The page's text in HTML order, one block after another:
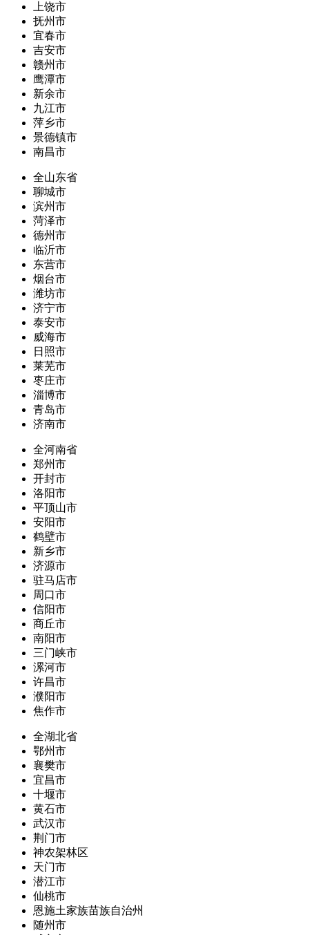
上饶市
抚州市
宜春市
吉安市
赣州市
鹰潭市
新余市
九江市
萍乡市
景德镇市
南昌市
全山东省
聊城市
滨州市
菏泽市
德州市
临沂市
东营市
烟台市
潍坊市
济宁市
泰安市
威海市
日照市
莱芜市
枣庄市
淄博市
青岛市
济南市
全河南省
郑州市
开封市
洛阳市
平顶山市
安阳市
鹤壁市
新乡市
济源市
驻马店市
周口市
信阳市
商丘市
南阳市
三门峡市
漯河市
许昌市
濮阳市
焦作市
全湖北省
鄂州市
襄樊市
宜昌市
十堰市
黄石市
武汉市
荆门市
神农架林区
天门市
潜江市
仙桃市
恩施土家族苗族自治州
随州市